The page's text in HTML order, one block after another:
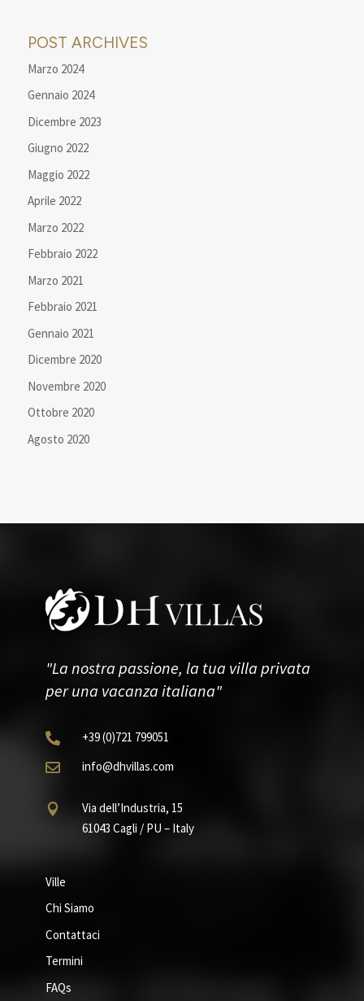
POST ARCHIVES
Marzo 2024
Gennaio 2024
Dicembre 2023
Giugno 2022
Maggio 2022
Aprile 2022
Marzo 2022
Febbraio 2022
Marzo 2021
Febbraio 2021
Gennaio 2021
Dicembre 2020
Novembre 2020
Ottobre 2020
Agosto 2020
"La nostra passione, la tua villa privata
per una vacanza italiana"
 +39(0)721 799051
 info@dhvillas.com

Via dell’Industria, 15
61043 Cagli / PU – Italy
Ville
Chi Siamo
Contattaci
Termini
FAQs